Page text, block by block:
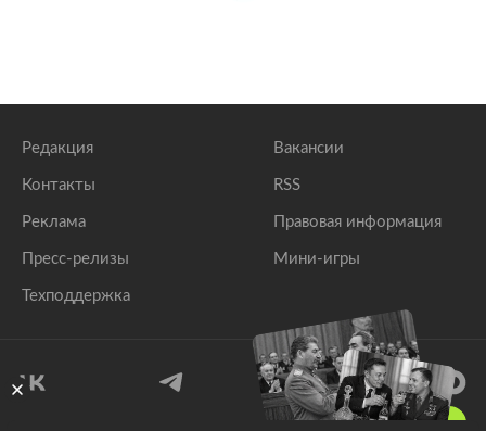
Редакция
Контакты
Реклама
Пресс-релизы
Техподдержка
Вакансии
RSS
Правовая информация
Мини-игры